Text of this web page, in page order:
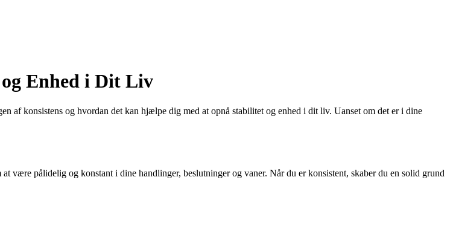
Enhed i Dit Liv
af konsistens og hvordan det kan hjælpe dig med at opnå stabilitet og enhed i dit liv. Uanset om det er i dine
være pålidelig og konstant i dine handlinger, beslutninger og vaner. Når du er konsistent, skaber du en solid grund